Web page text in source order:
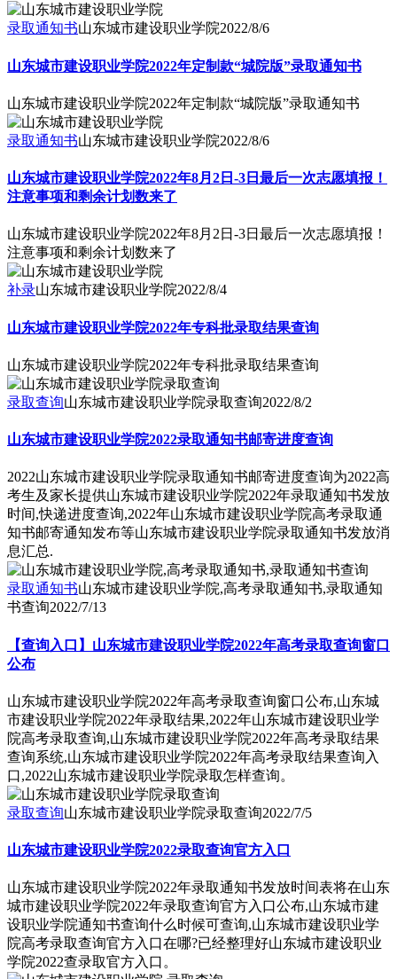
录取通知书山东城市建设职业学院2022/8/6
山东城市建设职业学院2022年定制款“城院版”录取通知书
山东城市建设职业学院2022年定制款“城院版”录取通知书
录取通知书山东城市建设职业学院2022/8/6
山东城市建设职业学院2022年8月2日-3日最后一次志愿填报！
注意事项和剩余计划数来了
山东城市建设职业学院2022年8月2日-3日最后一次志愿填报！
注意事项和剩余计划数来了
补录山东城市建设职业学院2022/8/4
山东城市建设职业学院2022年专科批录取结果查询
山东城市建设职业学院2022年专科批录取结果查询
录取查询山东城市建设职业学院录取查询2022/8/2
山东城市建设职业学院2022录取通知书邮寄进度查询
2022山东城市建设职业学院录取通知书邮寄进度查询为2022高
考生及家长提供山东城市建设职业学院2022年录取通知书发放
时间,快递进度查询,2022年山东城市建设职业学院高考录取通
知书邮寄通知发布等山东城市建设职业学院录取通知书发放消
息汇总.
录取通知书山东城市建设职业学院,高考录取通知书,录取通知
书查询2022/7/13
【查询入口】山东城市建设职业学院2022年高考录取查询窗口
公布
山东城市建设职业学院2022年高考录取查询窗口公布,山东城
市建设职业学院2022年录取结果,2022年山东城市建设职业学
院高考录取查询,山东城市建设职业学院2022年高考录取结果
查询系统,山东城市建设职业学院2022年高考录取结果查询入
口,2022山东城市建设职业学院录取怎样查询。
录取查询山东城市建设职业学院录取查询2022/7/5
山东城市建设职业学院2022录取查询官方入口
山东城市建设职业学院2022年录取通知书发放时间表将在山东
城市建设职业学院2022年录取查询官方入口公布,山东城市建
设职业学院通知书查询什么时候可查询,山东城市建设职业学
院高考录取查询官方入口在哪?已经整理好山东城市建设职业
学院2022查录取官方入口。